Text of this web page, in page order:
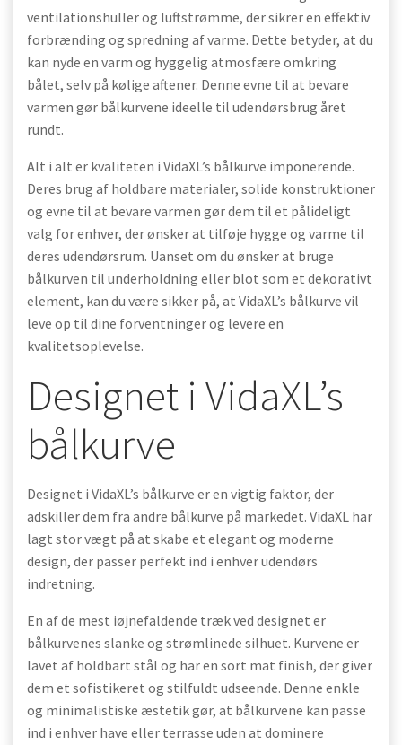
ventilationshuller og luftstrømme, der sikrer en effektiv
forbrænding og spredning af varme. Dette betyder, at du
kan nyde en varm og hyggelig atmosfære omkring
bålet, selv på kølige aftener. Denne evne til at bevare
varmen gør bålkurvene ideelle til udendørsbrug året
rundt.
Alt i alt er kvaliteten i VidaXL’s bålkurve imponerende.
Deres brug af holdbare materialer, solide konstruktioner
og evne til at bevare varmen gør dem til et pålideligt
valg for enhver, der ønsker at tilføje hygge og varme til
deres udendørsrum. Uanset om du ønsker at bruge
bålkurven til underholdning eller blot som et dekorativt
element, kan du være sikker på, at VidaXL’s bålkurve vil
leve op til dine forventninger og levere en
kvalitetsoplevelse.
Designet i VidaXL’s
bålkurve
Designet i VidaXL’s bålkurve er en vigtig faktor, der
adskiller dem fra andre bålkurve på markedet. VidaXL har
lagt stor vægt på at skabe et elegant og moderne
design, der passer perfekt ind i enhver udendørs
indretning.
En af de mest iøjnefaldende træk ved designet er
bålkurvenes slanke og strømlinede silhuet. Kurvene er
lavet af holdbart stål og har en sort mat finish, der giver
dem et sofistikeret og stilfuldt udseende. Denne enkle
og minimalistiske æstetik gør, at bålkurvene kan passe
ind i enhver have eller terrasse uden at dominere